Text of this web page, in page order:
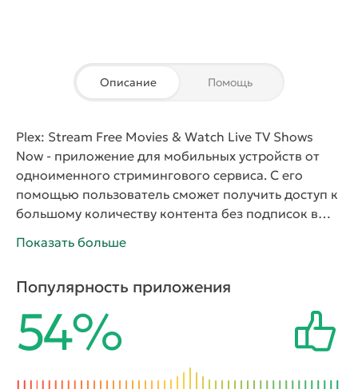
Описание Помощь
Plex: Stream Free Movies & Watch Live TV Shows
Now - приложение для мобильных устройств от
одноименного стримингового сервиса. С его
помощью пользователь сможет получить доступ к
большому количеству контента без подписок в
тысячи фильмов и сериалов, различные
спортивные передачи, а также подкасты. Для
поиска нужного видео или аудио здесь
реализована система фильтров и простой
интерфейс, также есть функция сохранения.
Объем контента постоянно увеличивается,
поэтому каждый сможет найти здесь что-нибудь
Показать больше
Популярность приложения
54%